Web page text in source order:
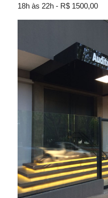
18h às 22h - R$ 1500,00